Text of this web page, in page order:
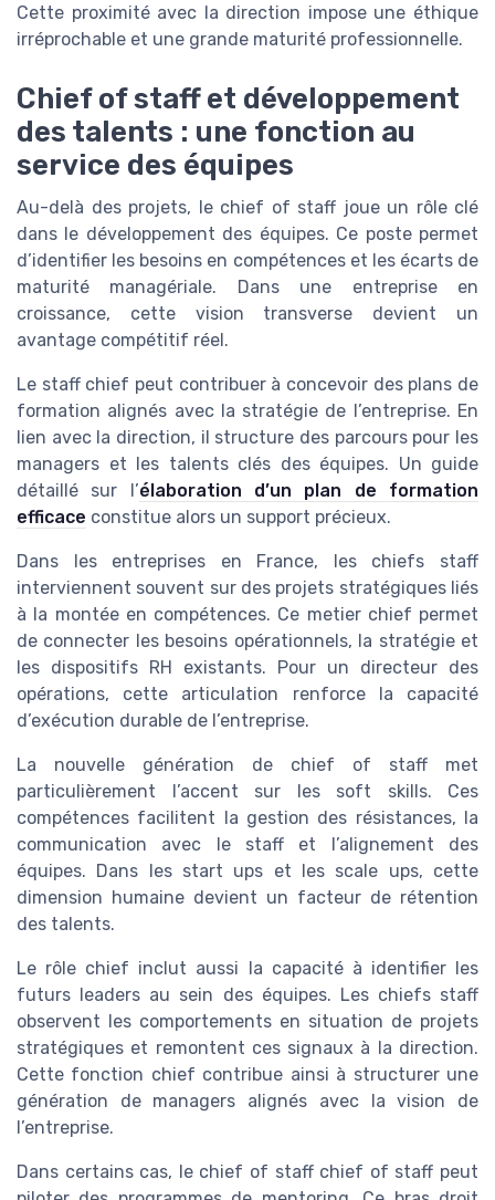
Cette proximité avec la direction impose une éthique
irréprochable et une grande maturité professionnelle.
Chief of staff et développement
des talents : une fonction au
service des équipes
Au-delà des projets, le chief of staff joue un rôle clé
dans le développement des équipes. Ce poste permet
d’identifier les besoins en compétences et les écarts de
maturité managériale. Dans une entreprise en
croissance, cette vision transverse devient un
avantage compétitif réel.
Le staff chief peut contribuer à concevoir des plans de
formation alignés avec la stratégie de l’entreprise. En
lien avec la direction, il structure des parcours pour les
managers et les talents clés des équipes. Un guide
détaillé sur l’élaboration d’un plan de formation
efficace constitue alors un support précieux.
Dans les entreprises en France, les chiefs staff
interviennent souvent sur des projets stratégiques liés
à la montée en compétences. Ce metier chief permet
de connecter les besoins opérationnels, la stratégie et
les dispositifs RH existants. Pour un directeur des
opérations, cette articulation renforce la capacité
d’exécution durable de l’entreprise.
La nouvelle génération de chief of staff met
particulièrement l’accent sur les soft skills. Ces
compétences facilitent la gestion des résistances, la
communication avec le staff et l’alignement des
équipes. Dans les start ups et les scale ups, cette
dimension humaine devient un facteur de rétention
des talents.
Le rôle chief inclut aussi la capacité à identifier les
futurs leaders au sein des équipes. Les chiefs staff
observent les comportements en situation de projets
stratégiques et remontent ces signaux à la direction.
Cette fonction chief contribue ainsi à structurer une
génération de managers alignés avec la vision de
l’entreprise.
Dans certains cas, le chief of staff chief of staff peut